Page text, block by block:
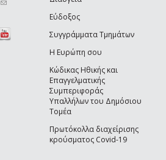
(link sends e-mail)
Εύδοξος
Συγγράμματα Τμημάτων
Η Ευρώπη σου
Κώδικας Ηθικής και
Επαγγελματικής
Συμπεριφοράς
Υπαλλήλων του Δημόσιου
Τομέα
Πρωτόκολλα διαχείρισης
κρούσματος Covid-19